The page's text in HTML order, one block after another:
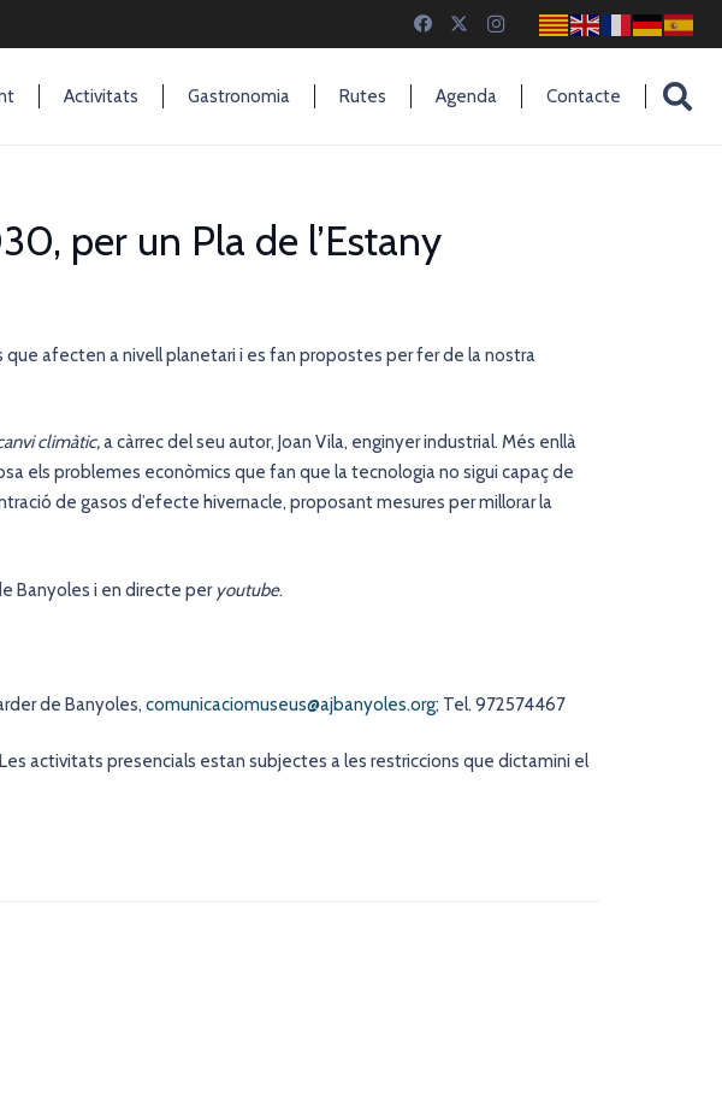
Activitats Gastronomia Rutes Agenda Contacte
per un Pla de l’Estany
afecten a nivell planetari i es fan propostes per fer de la nostra
climàtic,a càrrec del seu autor, Joan Vila, enginyer industrial. Més enllà
els problemes econòmics que fan que la tecnologia no sigui capaç de
de gasos d’efecte hivernacle, proposant mesures per millorar la
Banyoles i en directe per youtube.
de Banyoles, comunicaciomuseus@ajbanyoles.org; Tel. 972574467
activitats presencials estan subjectes a les restriccions que dictamini el